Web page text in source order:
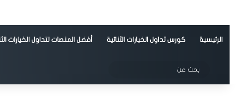
الرئيسية كورس تداول الخيارات الثنائية أفضل المنصات لتداول الخيارات
الوضع المظلم
عن